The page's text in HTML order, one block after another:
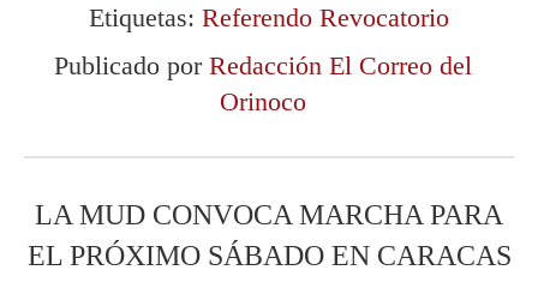
Etiquetas: Referendo Revocatorio
Publicado por Redacción El Correo del
Orinoco
LA MUD CONVOCA MARCHA PARA
EL PRÓXIMO SÁBADO EN CARACAS